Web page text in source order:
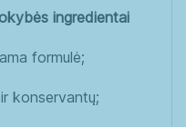
ingredientai
formulė;
konservantų;